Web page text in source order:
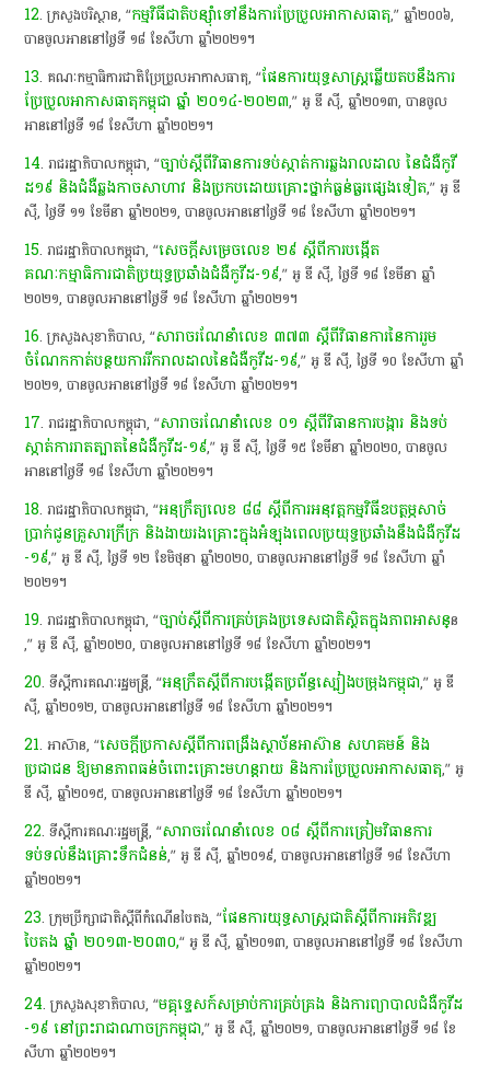
12. ​ក្រសួងបរិស្ថាន​,​ “​កម្មវិធី​ជាតិ​បន្ស៊ាំ​ទៅ​នឹង​ការ​ប្រែប្រួល​អាកាសធាតុ​,”​ ឆ្នាំ​២០០៦,​
បាន​ចូល​អាន​នៅ​ថ្ងៃ​ទី​ ១៨​ ខែសីហា​ ឆ្នាំ​២០២១​។​
13. ​គណៈកម្មាធិការ​ជាតិ​ប្រែប្រួល​អាកាសធាតុ​,​ “​ផែនការ​យុទ្ធសាស្ត្រ​ឆ្លើយ​តប​នឹង​ការ​
ប្រែប្រួល​អាកាសធាតុ​កម្ពុជា​ ឆ្នាំ​ ២០១៤-២០២៣,”​ អូ​ ឌី​ ស៊ី​,​ ឆ្នាំ​២០១៣,​ បាន​ចូល​
អាន​នៅ​ថ្ងៃ​ទី​ ១៨​ ខែសីហា​ ឆ្នាំ​២០២១​។​
14. ​រាជរដ្ឋាភិបាល​កម្ពុជា​,​ “​ច្បាប់​ស្តី​ពី​វិធានការ​ទប់ស្កាត់​ការ​ឆ្លង​រាលដាល​ នៃ​ជំងឺ​កូ​វី​
ដ​១៩​ និង​ជំងឺឆ្លង​កាច​សាហាវ​ និង​ប្រកបដោយ​គ្រោះថ្នាក់​ធ្ងន់ធ្ងរ​ផ្សេង​ទៀត​,”​ អូ​ ឌី​
ស៊ី​,​ ថ្ងៃ​ទី​ ១១​ ខែមីនា​ ឆ្នាំ​២០២១,​ បាន​ចូល​អាន​នៅ​ថ្ងៃ​ទី​ ១៨​ ខែសីហា​ ឆ្នាំ​២០២១​។​
15. ​រាជរដ្ឋាភិបាល​កម្ពុជា​,​ “​សេចក្តីសម្រេច​លេខ​ ២៩​ ស្តី​ពី​ការ​បង្កើត​
គណៈកម្មាធិការ​ជាតិ​ប្រយុទ្ធ​ប្រឆាំង​ជំងឺ​កូ​វី​ដ​-១៩,”​ អូ​ ឌី​ ស៊ី​,​ ថ្ងៃ​ទី​ ១៨​ ខែមីនា​ ឆ្នាំ​
២០២១,​ បាន​ចូល​អាន​នៅ​ថ្ងៃ​ទី​ ១៨​ ខែសីហា​ ឆ្នាំ​២០២១​។​
16. ​ក្រសួងសុខាភិបាល​,​ “​សារាចរ​ណែនាំ​លេខ​ ៣៧៣​ ស្ដី​ពី​វិធានការ​នៃ​ការ​រួម
ចំណែក​កាត់​បន្ថយ​ការ​រីក​រាលដាល​នៃ​ជំងឺ​កូ​វី​ដ​-១៩,”​ អូ​ ឌី​ ស៊ី​,​ ថ្ងៃ​ទី​ ១០​ ខែសីហា​ ឆ្នាំ​
២០២១,​ បាន​ចូល​អាន​នៅ​ថ្ងៃ​ទី​ ១៨​ ខែសីហា​ ឆ្នាំ​២០២១​។​
17. ​រាជរដ្ឋាភិបាល​កម្ពុជា​,​ “​សារាចរ​ណែនាំ​លេខ​ ០១​ ស្តី​ពី​វិធានការ​បង្ការ​ និង​ទប់
ស្កាត់​ការ​រាតត្បាត​នៃ​ជំងឺ​កូ​វី​ដ​-១៩,”​ អូ​ ឌី​ ស៊ី​,​ ថ្ងៃ​ទី​ ១៥​ ខែមីនា​ ឆ្នាំ​២០២០,​ បាន​ចូល​
អាន​នៅ​ថ្ងៃ​ទី​ ១៨​ ខែសីហា​ ឆ្នាំ​២០២១​។​
18. ​រាជរដ្ឋាភិបាល​កម្ពុជា​,​ “​អនុក្រឹត្យ​លេខ​ ៨៨ ស្តី​ពី​ការ​អនុវត្ត​កម្មវិធី​ឧបត្ថម្ភ​សាច់
ប្រាក់​ជូន​គ្រួសារ​ក្រីក្រ​ និង​ងាយ​រង​គ្រោះ​ក្នុងអំឡុងពេល​ប្រយុទ្ធ​ប្រឆាំង​នឹង​ជំងឺ​កូ​វី​ដ​
-១៩,”​ អូ​ ឌី​ ស៊ី​,​ ថ្ងៃ​ទី​ ១២​ ខែមិថុនា​ ឆ្នាំ​២០២០,​ បាន​ចូល​អាន​នៅ​ថ្ងៃ​ទី​ ១៨​ ខែសីហា​ ឆ្នាំ​
២០២១​។​
19. ​រាជរដ្ឋាភិបាល​កម្ពុជា​,​ “​ច្បាប់​ស្តី​ពី​ការ​គ្រប់គ្រង​ប្រទេស​ជាតិ​ស្ថិត​ក្នុង​ភាព​អាសន្ន​
,”​ អូ​ ឌី​ ស៊ី​,​ ឆ្នាំ​២០២០,​ បាន​ចូល​អាន​នៅ​ថ្ងៃ​ទី​ ១៨​ ខែសីហា​ ឆ្នាំ​២០២១​។​
20. ​ទីស្តីការគណៈរដ្ឋមន្ត្រី​,​ “​អនុ​ក្រឹ​ត​ស្តី​ពី​ការ​បង្កើត​ប្រព័ន្ធ​ស្បៀង​បម្រុង​កម្ពុជា​,”​ អូ​ ឌី​
ស៊ី​,​ ឆ្នាំ​២០១២,​ បាន​ចូល​អាន​នៅ​ថ្ងៃ​ទី​ ១៨​ ខែសីហា​ ឆ្នាំ​២០២១​។​
21. ​អាស៊ាន​,​ “​សេចក្តី​ប្រកាស​ស្តី​ពី​ការ​ពង្រឹង​ស្ថាប័ន​អាស៊ាន​ សហគមន៍​ និង​
ប្រជាជន​ ឱ្យ​មាន​ភាព​ធន់​ចំពោះ​គ្រោះ​មហន្តរាយ​ និង​ការ​ប្រែប្រួល​អាកាសធាតុ​,”​ អូ​
ឌី​ ស៊ី​,​ ឆ្នាំ​២០១៥,​ បាន​ចូល​អាន​នៅ​ថ្ងៃ​ទី​ ១៨​ ខែសីហា​ ឆ្នាំ​២០២១​។​
22. ​ទីស្តីការគណៈរដ្ឋមន្ត្រី​,​ “​សារាចរ​ណែនាំ​លេខ​ ០៨​ ស្ដី​ពី​ការ​ត្រៀម​វិធានការ​
ទប់ទល់​នឹង​គ្រោះ​ទឹកជំនន់​,”​ អូ​ ឌី​ ស៊ី​,​ ឆ្នាំ​២០១៩,​ បាន​ចូល​អាន​នៅ​ថ្ងៃ​ទី​ ១៨​ ខែសីហា​
ឆ្នាំ​២០២១​។​
23. ​ក្រុមប្រឹក្សា​ជាតិ​ស្តី​ពី​កំណើន​បៃតង​,​ “​ផែនការ​យុទ្ធសាស្ត្រ​ជាតិ​ស្ដី​ពី​ការ​អភិវឌ្ឍ​
បៃតង​ ឆ្នាំ​ ២០១៣-២០៣០,“​ អូ​ ឌី​ ស៊ី​,​ ឆ្នាំ​២០១៣,​ បាន​ចូល​អាន​នៅ​ថ្ងៃ​ទី​ ១៨​ ខែសីហា​
ឆ្នាំ​២០២១​។​
24. ​ក្រសួងសុខាភិបាល​,​ “​ម​គ្គុ​ទេ្ទ​សក៍​សម្រាប់​ការ​គ្រប់គ្រង​ និង​ការ​ព្យាបាល​ជំងឺ​កូ​វី​ដ​
-១៩​ នៅ​ព្រះរាជាណាចក្រ​កម្ពុជា​,”​ អូ​ ឌី​ ស៊ី​,​ ឆ្នាំ​២០២១,​ បាន​ចូល​អាន​នៅ​ថ្ងៃ​ទី​ ១៨​ ខែ
សីហា​ ឆ្នាំ​២០២១​។​